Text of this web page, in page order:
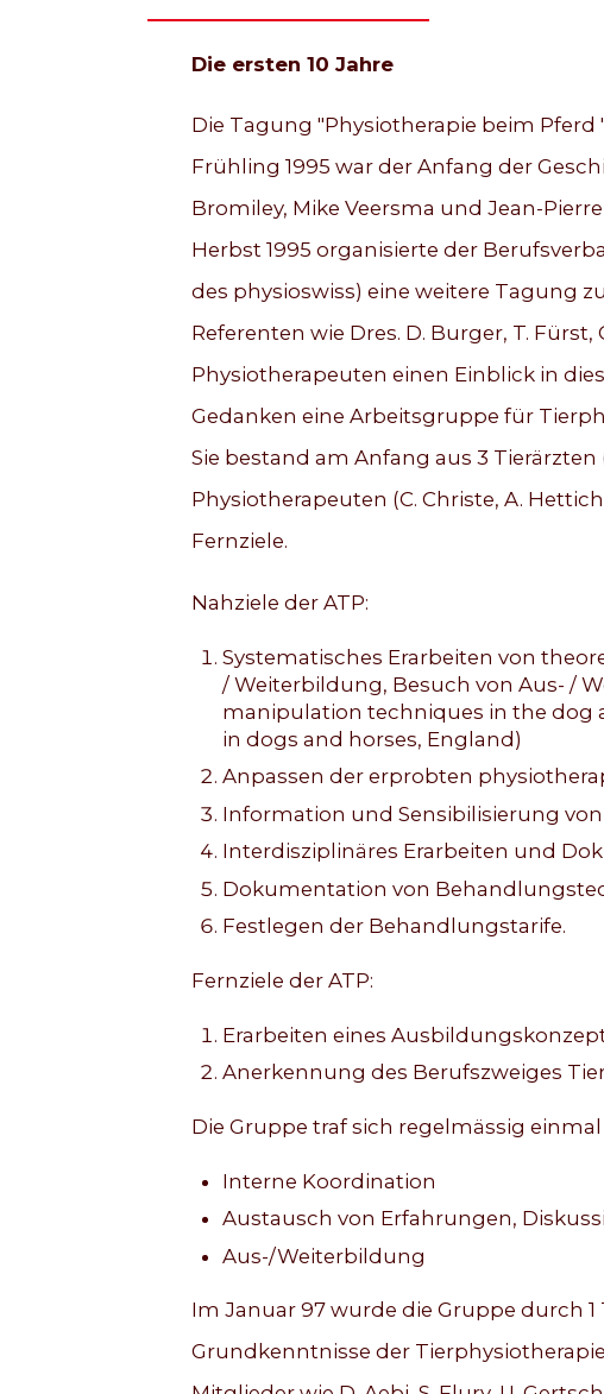
Die ersten 10 Jahre
Die Tagung "Physiotherapie beim
Frühling 1995 war der Anfang der
Bromiley, Mike Veersma und Jean-
Herbst 1995 organisierte der
des physioswiss) eine weitere Tagung
Referenten wie Dres. D. Burger, T.
Physiotherapeuten einen Einblick in
Gedanken eine Arbeitsgruppe für
Sie bestand am Anfang aus 3 Tierärzten
Physiotherapeuten (C. Christe, A.
Fernziele.
Nahziele der ATP:
Systematisches Erarbeiten von
/ Weiterbildung, Besuch von Aus- /
manipulation techniques in the dog
in dogs and horses, England)
Anpassen der erprobten
Information und Sensibilisierung
Interdisziplinäres Erarbeiten und
Dokumentation von
Festlegen der Behandlungstarife.
Fernziele der ATP:
Erarbeiten eines
Anerkennung des Berufszweiges
Die Gruppe traf sich regelmässig
Interne Koordination
Austausch von Erfahrungen,
Aus-/Weiterbildung
Im Januar 97 wurde die Gruppe durch
Grundkenntnisse der